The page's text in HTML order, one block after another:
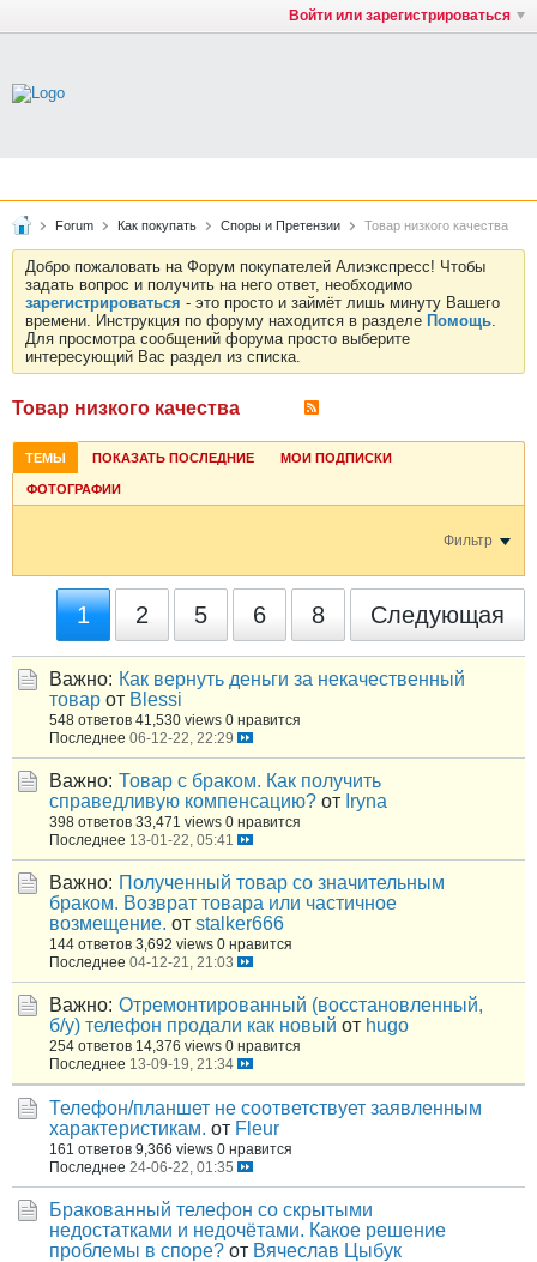
Войти или зарегистрироваться
Forum Как покупать Споры и Претензии Товар низкого качества
Добро пожаловать на Форум покупателей Алиэкспресс! Чтобы
задать вопрос и получить на него ответ, необходимо
зарегистрироваться - это просто и займёт лишь минуту Вашего
времени. Инструкция по форуму находится в разделе Помощь.
Для просмотра сообщений форума просто выберите
интересующий Вас раздел из списка.
Товар низкого качества
ТЕМЫ ПОКАЗАТЬ ПОСЛЕДНИЕ МОИ ПОДПИСКИ
ФОТОГРАФИИ
Фильтр
1 2 5 6 8 Следующая
Важно: Как вернуть деньги за некачественный
товар от Blessi
548 ответов 41,530 views 0 нравится
Последнее 06-12-22, 22:29
Важно: Товар с браком. Как получить
справедливую компенсацию? от Iryna
398 ответов 33,471 views 0 нравится
Последнее 13-01-22, 05:41
Важно: Полученный товар со значительным
браком. Возврат товара или частичное
возмещение. от stalker666
144 ответов 3,692 views 0 нравится
Последнее 04-12-21, 21:03
Важно: Отремонтированный (восстановленный,
б/у) телефон продали как новый от hugo
254 ответов 14,376 views 0 нравится
Последнее 13-09-19, 21:34
Телефон/планшет не соответствует заявленным
характеристикам. от Fleur
161 ответов 9,366 views 0 нравится
Последнее 24-06-22, 01:35
Бракованный телефон со скрытыми
недостатками и недочётами. Какое решение
проблемы в споре? от Вячеслав Цыбук